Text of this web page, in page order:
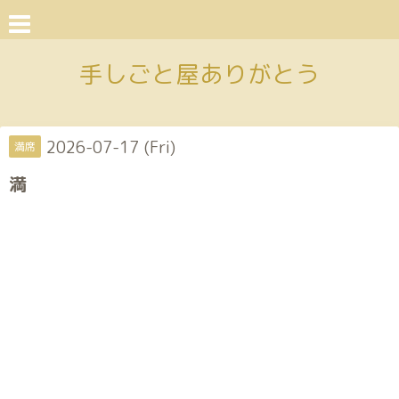
手しごと屋ありがとう
満席 2026-07-17 (Fri)
満